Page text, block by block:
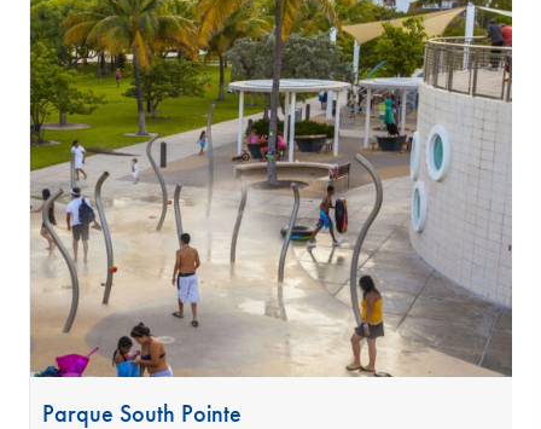
Parque South Pointe